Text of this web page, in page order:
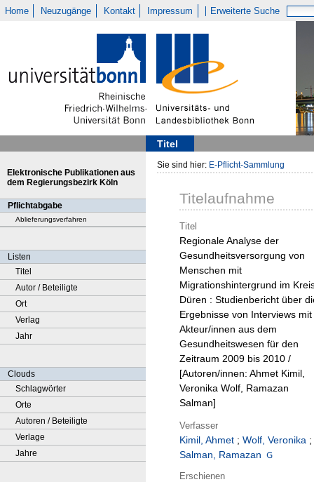
Home Neuzugänge Kontakt Impressum Erweiterte Suche
Titel
Elektronische Publikationen aus
dem Regierungsbezirk Köln
Pflichtabgabe
Ablieferungsverfahren
Listen
Titel
Autor / Beteiligte
Ort
Verlag
Jahr
Clouds
Schlagwörter
Orte
Autoren / Beteiligte
Verlage
Jahre
Sie sind hier: E-Pflicht-Sammlung
Titelaufnahme
Titel
Regionale Analyse der
Gesundheitsversorgung von
Menschen mit
Migrationshintergrund im
Düren : Studienbericht über
Ergebnisse von Interviews mit
Akteur/innen aus dem
Gesundheitswesen für den
Zeitraum 2009 bis 2010 /
[Autoren/innen: Ahmet Kimil,
Veronika Wolf, Ramazan
Salman]
Verfasser
Kimil, Ahmet ; Wolf, Veronika ;
Salman, Ramazan
Erschienen